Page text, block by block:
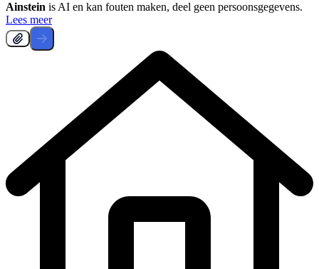
Ainstein is AI en kan fouten maken, deel geen persoonsgegevens.
Lees meer